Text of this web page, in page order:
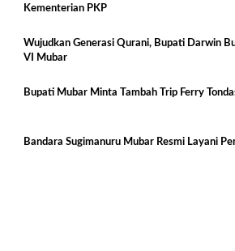
Kementerian PKP
Wujudkan Generasi Qurani, Bupati Darwin
VI Mubar
Bupati Mubar Minta Tambah Trip Ferry
Bandara Sugimanuru Mubar Resmi Layani